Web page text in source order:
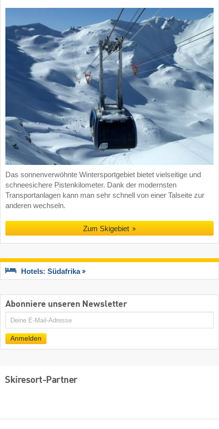
Das sonnenverwöhnte Wintersportgebiet bietet vielseitige und
schneesichere Pistenkilometer. Dank der modernsten
Transportanlagen kann man sehr schnell von einer Talseite zur
anderen wechseln.
Zum Skigebiet
Hotels: Südafrika
Abonniere unseren Newsletter
E-
Anmelden
Skiresort-Partner